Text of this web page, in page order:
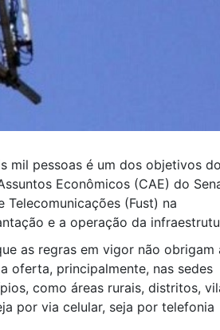
mil pessoas é um dos objetivos do
Econômicos (CAE) do
(Fust) na
e a operação da
as regras em vigor não obrigam
oferta, principalmente, nas sedes
como áreas rurais, distritos,
por via celular, seja por telefonia